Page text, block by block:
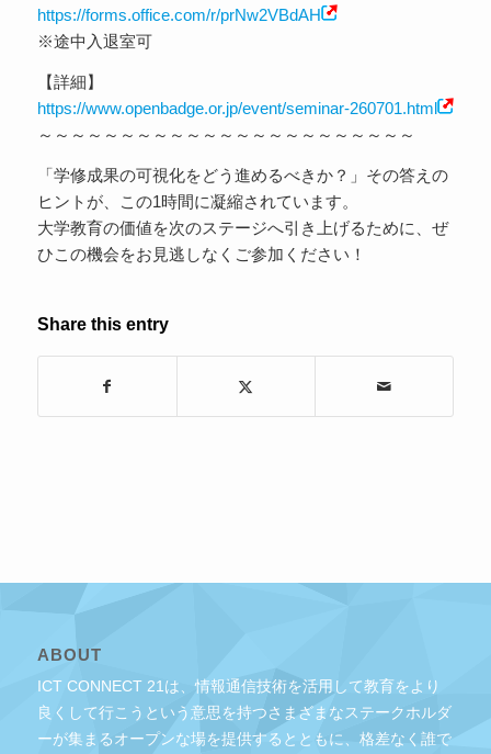
https://forms.office.com/r/prNw2VBdAH
※途中入退室可
【詳細】
https://www.openbadge.or.jp/event/seminar-260701.html
～～～～～～～～～～～～～～～～～～～～～～～
「学修成果の可視化をどう進めるべきか？」その答えの
ヒントが、この1時間に凝縮されています。
大学教育の価値を次のステージへ引き上げるために、ぜ
ひこの機会をお見逃しなくご参加ください！
Share this entry
ABOUT
ICT CONNECT 21は、情報通信技術を活用して教育をより
良くして行こうという意思を持つさまざまなステークホルダ
ーが集まるオープンな場を提供するとともに、格差なく誰で